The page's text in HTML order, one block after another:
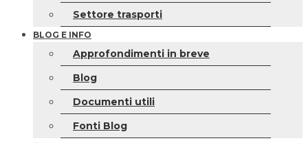
Settore trasporti
BLOG E INFO
Approfondimenti in breve
Blog
Documenti utili
Fonti Blog